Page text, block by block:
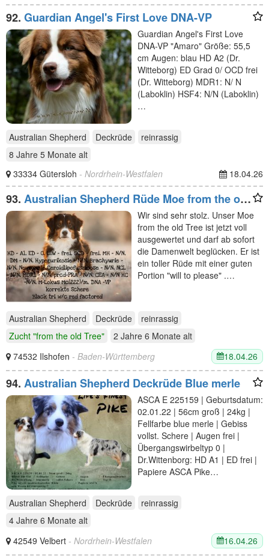
92. Guardian Angel's First Love DNA-VP
Guardian Angel's First Love
DNA-VP "Amaro" Größe: 55,5
cm Augen: blau HD A2 (Dr.
Witteborg) ED Grad 0/ OCD frei
(Dr. Witteborg) MDR1: N/ N
(Laboklin) HSF4: N/N (Laboklin)
…
Australian Shepherd Deckrüde
reinrassig
8 Jahre 5 Monate alt
33334 Gütersloh - Nordrhein-Westfalen 18.04.26
93. Australian Shepherd Rüde Moe from the old
Tree
Wir sind sehr stolz. Unser Moe
from the old Tree ist jetzt voll
ausgewertet und darf ab sofort
die Damenwelt beglücken. Er ist
ein toller Rüde mit einer guten
Portion "will to please" .…
Australian Shepherd Deckrüde
reinrassig
Zucht "from the old Tree"
2 Jahre 6 Monate alt
74532 Ilshofen - Baden-Württemberg 18.04.26
94. Australian Shepherd Deckrüde Blue merle
ASCA E 225159 | Geburtsdatum:
02.01.22 | 56cm groß | 24kg |
Fellfarbe blue merle | Gebiss
vollst. Schere | Augen frei |
Übergangswirbeltyp 0 |
Dr.Wittenborg: HD A1 | ED frei |
Papiere ASCA Pike…
Australian Shepherd Deckrüde
reinrassig
4 Jahre 6 Monate alt
42549 Velbert - Nordrhein-Westfalen 16.04.26